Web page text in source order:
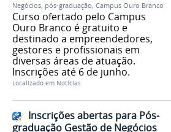
Negócios, pós-graduação, Campus Ouro Branco
Curso ofertado pelo Campus
Ouro Branco é gratuito e
destinado a empreendedores,
gestores e profissionais em
diversas áreas de atuação.
Inscrições até 6 de junho.
Localizado em Notícias
Inscrições abertas para Pós-
graduação Gestão de Negócios